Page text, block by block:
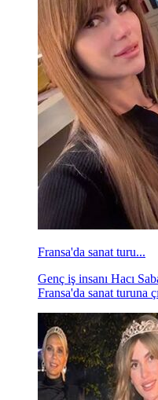
Fransa'da sanat turu...
Genç iş insanı Hacı
Fransa'da sanat turuna